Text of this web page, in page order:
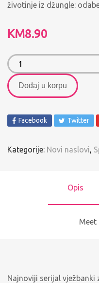
životinje iz džungle:
KM8.90
Dodaj u korpu
Facebook Twitter
Kategorije: Novi naslovi,
Opis
Meet
Najnoviji serijal vježbanki